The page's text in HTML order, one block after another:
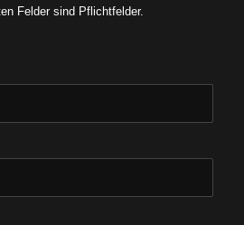
Fel­der sind Pflicht­fel­der.